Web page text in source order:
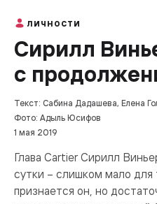
ЛИЧНОСТИ
Сирилл
с
Текст: Сабина Дадашева, Елена
Фото: Адыль Юсифов
1 мая 2019
Глава Cartier Сирилл
сутки – слишком мало для
признается он, но